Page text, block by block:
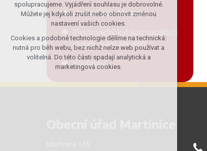
Územní plán Martinice
služeb Velké Meziříčí
Kontakty
Více informací o cookies na našem webu
Přijmout všechny cookies
Odmítnout vše
spolupracujeme. Vyjádření souhlasu je dobrovolné.
Můžete jej kdykoli zrušit nebo obnovit změnou
nastavení vašich cookies.
Cookies a podobné technologie dělíme na technická:
nutná pro běh webu, bez nichž nelze web používat a
volitelná. Do této části spadají analytická a
marketingová cookies.